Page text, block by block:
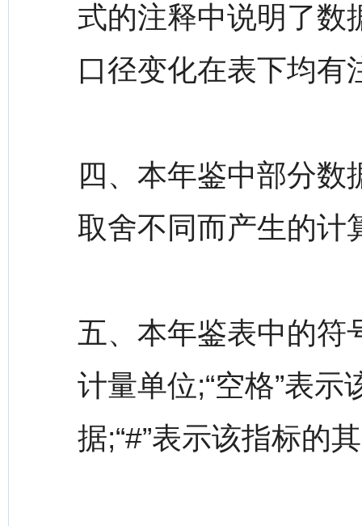
式的注释中说明了数
口径变化在表下均有
四、本年鉴中部分
取舍不同而产生的计
五、本年鉴表中的符
计量单位;“空格”表
据;“#”表示该指标的